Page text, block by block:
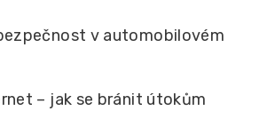
v automobilovém
– jak se bránit útokům